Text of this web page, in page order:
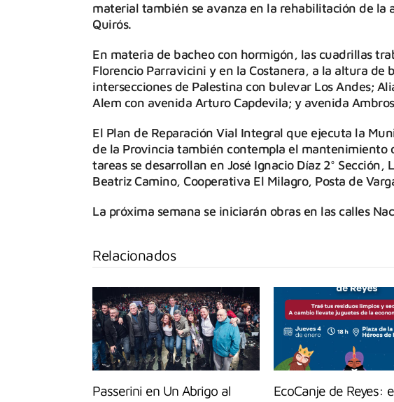
material también se avanza en la rehabilitación de la
Quirós.
En materia de bacheo con hormigón, las cuadrillas
Florencio Parravicini y en la Costanera, a la altura de
intersecciones de Palestina con bulevar Los Andes;
Alem con avenida Arturo Capdevila; y avenida
El Plan de Reparación Vial Integral que ejecuta la
de la Provincia también contempla el mantenimiento
tareas se desarrollan en José Ignacio Díaz 2°
Beatriz Camino, Cooperativa El Milagro, Posta de
La próxima semana se iniciarán obras en las calles
Relacionados
Passerini en Un Abrigo al
EcoCanje de Reyes: